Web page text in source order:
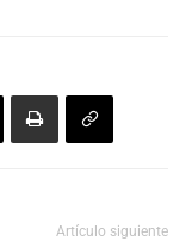
Artículo siguiente